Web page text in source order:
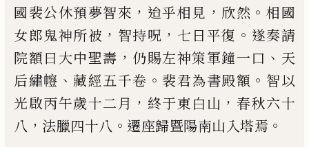
國裴公休預夢智來 ， 迨乎相見 ， 欣然 。相國
女郎鬼神所被 ， 智持呪 ， 七日平復 。 遂奏請
院額曰大中聖壽 ， 仍賜左神策軍鐘一口 、 天
后繡㡧 、 藏經五千卷 。 裴君為書殿額 。 智以
光啟丙午歲十二月 ， 終于東白山 ， 春秋六十
八 ， 法臘四十八 。 遷座歸暨陽南山入塔焉 。